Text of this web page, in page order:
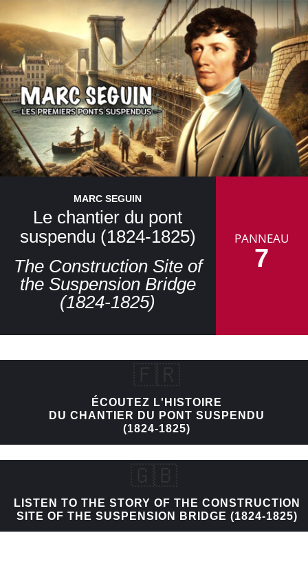
MARC SEGUIN
Le chantier du pont
suspendu (1824-1825)
The Construction Site of
the Suspension Bridge
(1824-1825)
PANNEAU
7
ÉCOUTEZ L'HISTOIRE
DU CHANTIER DU PONT SUSPENDU
(1824-1825)
LISTEN TO THE STORY OF THE CONSTRUCTION
SITE OF THE SUSPENSION BRIDGE (1824-1825)